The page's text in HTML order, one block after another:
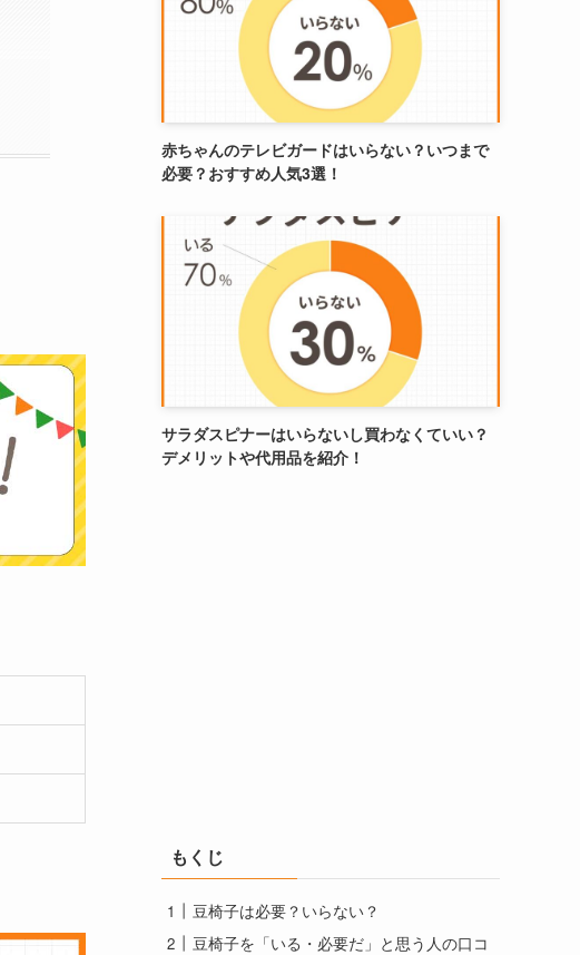
赤ちゃんのテレビガードはいらない？いつまで
必要？おすすめ人気3選！
サラダスピナーはいらないし買わなくていい？
デメリットや代用品を紹介！
もくじ
豆椅子は必要？いらない？
豆椅子を「いる・必要だ」と思う人の口コ